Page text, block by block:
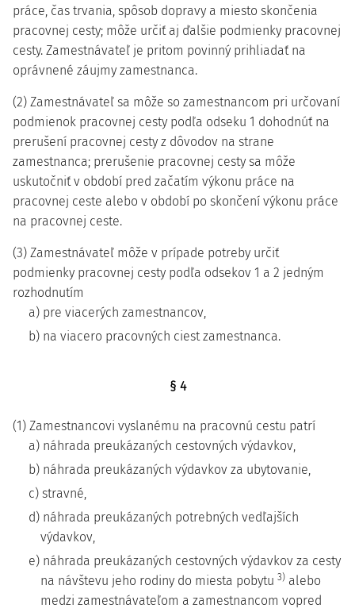
práce, čas trvania, spôsob dopravy a miesto skončenia
pracovnej cesty; môže určiť aj ďalšie podmienky pracovnej
cesty. Zamestnávateľ je pritom povinný prihliadať na
oprávnené záujmy zamestnanca.
(2) Zamestnávateľ sa môže so zamestnancom pri určovaní
podmienok pracovnej cesty podľa odseku 1 dohodnúť na
prerušení pracovnej cesty z dôvodov na strane
zamestnanca; prerušenie pracovnej cesty sa môže
uskutočniť v období pred začatím výkonu práce na
pracovnej ceste alebo v období po skončení výkonu práce
na pracovnej ceste.
(3) Zamestnávateľ môže v prípade potreby určiť
podmienky pracovnej cesty podľa odsekov 1 a 2 jedným
rozhodnutím
a) pre viacerých zamestnancov,
b) na viacero pracovných ciest zamestnanca.
§ 4
(1) Zamestnancovi vyslanému na pracovnú cestu patrí
a) náhrada preukázaných cestovných výdavkov,
b) náhrada preukázaných výdavkov za ubytovanie,
c) stravné,
d) náhrada preukázaných potrebných vedľajších
výdavkov,
e) náhrada preukázaných cestovných výdavkov za cesty
na návštevu jeho rodiny do miesta pobytu 3) alebo
medzi zamestnávateľom a zamestnancom vopred